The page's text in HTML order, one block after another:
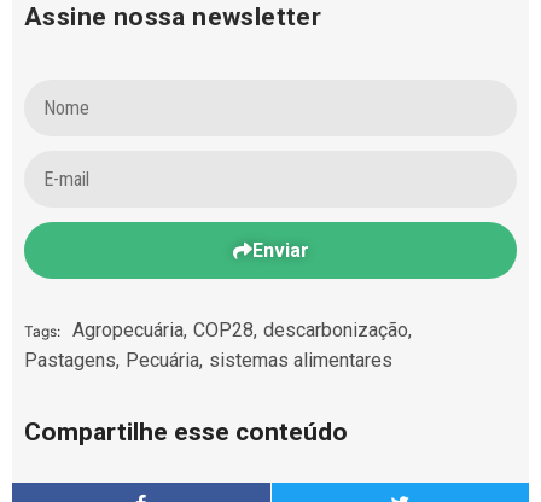
Assine nossa newsletter
Enviar
Tags: Agropecuária, COP28, descarbonização,
Pastagens, Pecuária, sistemas alimentares
Compartilhe esse conteúdo